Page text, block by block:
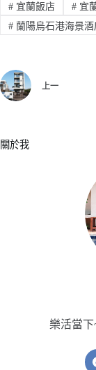
#宜蘭飯店 #宜
#蘭陽烏石港海景酒
上一
關於我
樂活當